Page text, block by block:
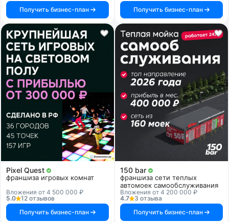
Получить бизнес-план
Получить бизнес-план
Pixel Quest
франшиза игровых комнат
Вложения от 4 500 000 ₽
5.0
12 отзывов
Получить бизнес-план
150 bar
франшиза сети теплых
автомоек самообслуживания
Вложения от 4 200 000 ₽
4.7
3 отзыва
Получить бизнес-план